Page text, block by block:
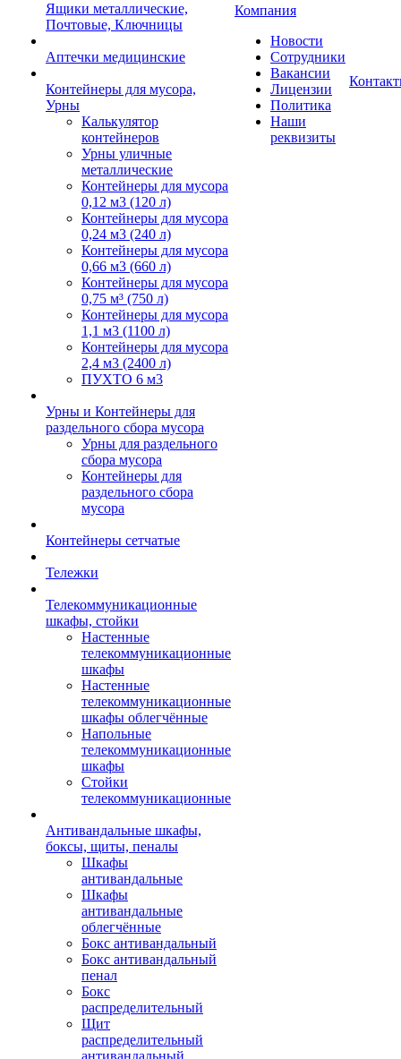
Ящики металлические,
Почтовые, Ключницы
Аптечки медицинские
Контейнеры для мусора,
Урны
Калькулятор
контейнеров
Урны уличные
металлические
Контейнеры для мусора
0,12 м3 (120 л)
Контейнеры для мусора
0,24 м3 (240 л)
Контейнеры для мусора
0,66 м3 (660 л)
Контейнеры для мусора
0,75 м³ (750 л)
Контейнеры для мусора
1,1 м3 (1100 л)
Контейнеры для мусора
2,4 м3 (2400 л)
ПУХТО 6 м3
Урны и Контейнеры для
раздельного сбора мусора
Урны для раздельного
сбора мусора
Контейнеры для
раздельного сбора
мусора
Контейнеры сетчатые
Тележки
Телекоммуникационные
шкафы, стойки
Настенные
телекоммуникационные
шкафы
Настенные
телекоммуникационные
шкафы облегчённые
Напольные
телекоммуникационные
шкафы
Стойки
телекоммуникационные
Антивандальные шкафы,
боксы, щиты, пеналы
Шкафы
антивандальные
Шкафы
антивандальные
облегчённые
Бокс антивандальный
Бокс антивандальный
пенал
Бокс
распределительный
Щит
распределительный
антивандальный
Компания
Новости
Сотрудники
Вакансии
Лицензии
Политика
Наши
реквизиты